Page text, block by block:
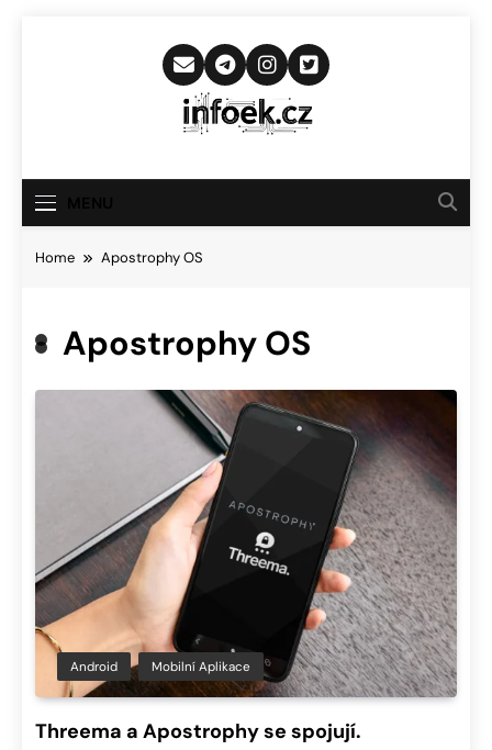
Infoek.cz
Novinkám
Home Apostrophy OS
Apostrophy OS
Android Mobilní Aplikace
Threema a Apostrophy se spojují.